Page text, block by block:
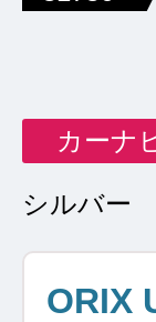
カーナ
シルバー
ORIX